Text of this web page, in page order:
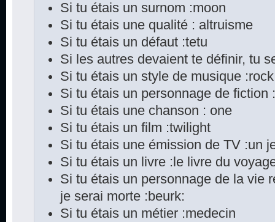
Si tu étais un surnom :moon
Si tu étais une qualité : altruisme
Si tu étais un défaut :tetu
Si les autres devaient te définir, tu
Si tu étais un style de musique :rock
Si tu étais un personnage de fiction
Si tu étais une chanson : one
Si tu étais un film :twilight
Si tu étais une émission de TV :un
Si tu étais un livre :le livre du
Si tu étais un personnage de la vie
je serai morte :beurk:
Si tu étais un métier :medecin